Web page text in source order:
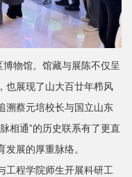
物馆。馆藏与展陈不仅呈
也展现了山大百廿年栉风
溯蔡元培校长与国立山东
相通”的历史联系有了更直
展的厚重脉络。
工程学院师生开展科研工